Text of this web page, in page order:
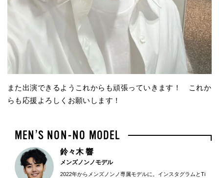
また出演できるようこれからも頑張っていきます！ これか
らも応援よろしくお願いします！
鈴々木 響
メンズノンノモデル
2022年からメンズノンノ専属モデルに。インスタグラムとTi